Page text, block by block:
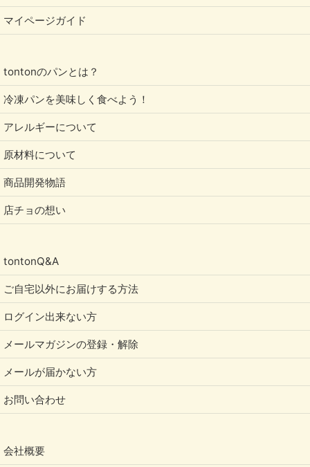
マイページガイド
tontonのパンとは？
冷凍パンを美味しく食べよう！
アレルギーについて
原材料について
商品開発物語
店チョの想い
tontonQ&A
ご自宅以外にお届けする方法
ログイン出来ない方
メールマガジンの登録・解除
メールが届かない方
お問い合わせ
会社概要